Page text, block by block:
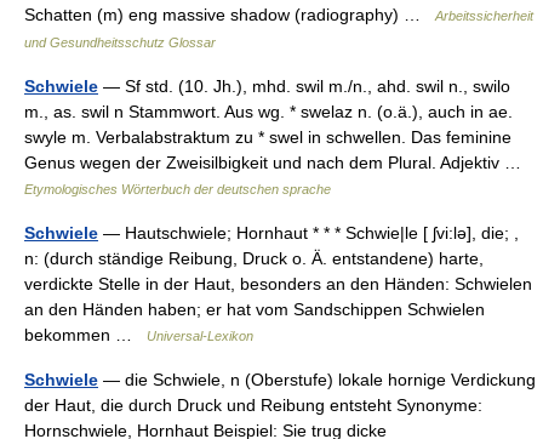
Schatten (m) eng massive shadow (radiography) …
Arbeitssicherheit
und Gesundheitsschutz Glossar
Schwiele — Sf std. (10. Jh.), mhd. swil m./n., ahd. swil n., swilo
m., as. swil n Stammwort. Aus wg. * swelaz n. (o.ä.), auch in ae.
swyle m. Verbalabstraktum zu * swel in schwellen. Das feminine
Genus wegen der Zweisilbigkeit und nach dem Plural. Adjektiv …
Etymologisches Wörterbuch der deutschen sprache
Schwiele — Hautschwiele; Hornhaut * * * Schwie|le [ ʃvi:lə], die; ,
n: (durch ständige Reibung, Druck o. Ä. entstandene) harte,
verdickte Stelle in der Haut, besonders an den Händen: Schwielen
an den Händen haben; er hat vom Sandschippen Schwielen
bekommen …
Universal-Lexikon
Schwiele — die Schwiele, n (Oberstufe) lokale hornige Verdickung
der Haut, die durch Druck und Reibung entsteht Synonyme:
Hornschwiele, Hornhaut Beispiel: Sie trug dicke